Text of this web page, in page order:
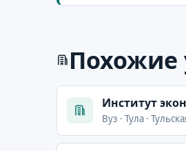
Похожие
Институт
Вуз · Тула ·